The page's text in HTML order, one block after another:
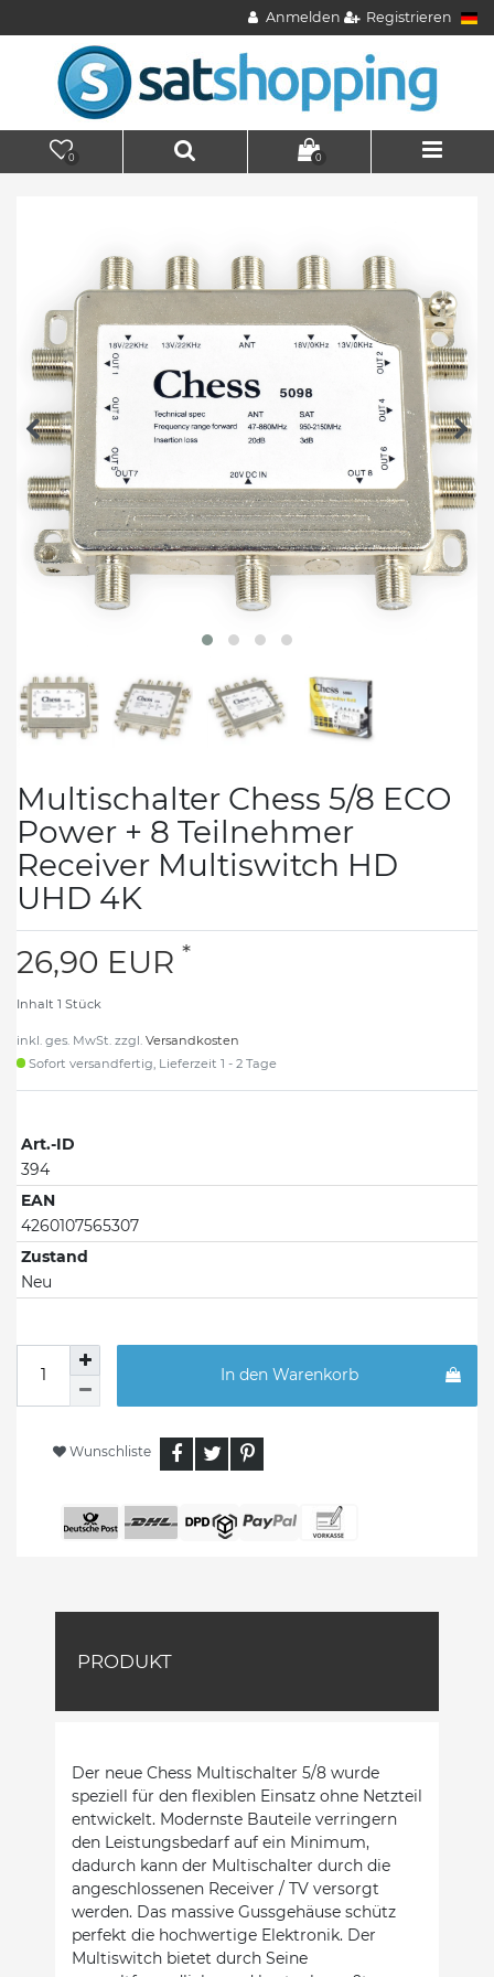
Anmelden Registrieren
0 0
Multischalter Chess 5/8 ECO
Power + 8 Teilnehmer
Receiver Multiswitch HD
UHD 4K
26,90 EUR *
Inhalt 1 Stück
inkl. ges. MwSt. zzgl. Versandkosten
Sofort versandfertig, Lieferzeit 1 - 2 Tage
Art.-ID
394
EAN
4260107565307
Zustand
Neu
In den Warenkorb
Wunschliste
PRODUKT
Der neue Chess Multischalter 5/8 wurde
speziell für den flexiblen Einsatz ohne Netzteil
entwickelt. Modernste Bauteile verringern
den Leistungsbedarf auf ein Minimum,
dadurch kann der Multischalter durch die
angeschlossenen Receiver / TV versorgt
werden. Das massive Gussgehäuse schütz
perfekt die hochwertige Elektronik. Der
Multiswitch bietet durch Seine